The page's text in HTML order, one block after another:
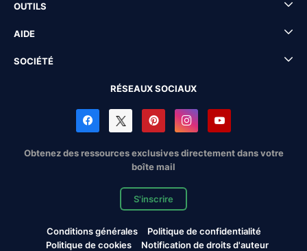
OUTILS
AIDE
SOCIÉTÉ
RÉSEAUX SOCIAUX
Obtenez des ressources exclusives directement dans votre
boîte mail
S'inscrire
Conditions générales
Politique de confidentialité
Politique de cookies
Notification de droits d'auteur